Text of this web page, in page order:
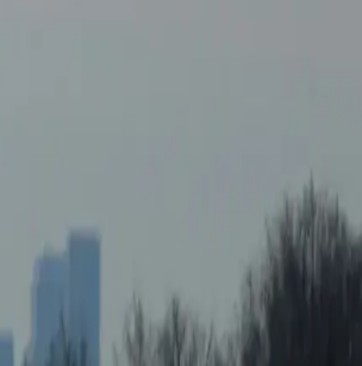
vous aider à structurer la